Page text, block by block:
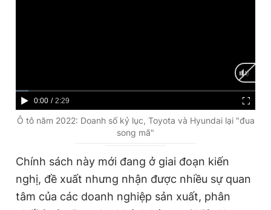
C
u
e
0:00 / D
u
a
2:29
Ô tô năm 2022: Doanh số kỷ lục, Toyota và Hyundai lại "đua
song mã"
Chính sách này mới đang ở giai đoạn kiến
nghị, đề xuất nhưng nhận được nhiều sự quan
tâm của các doanh nghiệp sản xuất, phân